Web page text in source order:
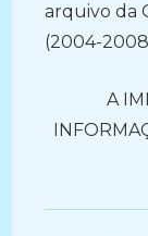
arquivo da
(2004-
A